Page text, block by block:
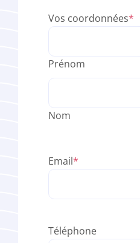
Vos coordonnées*
Prénom
Nom
Email*
Téléphone